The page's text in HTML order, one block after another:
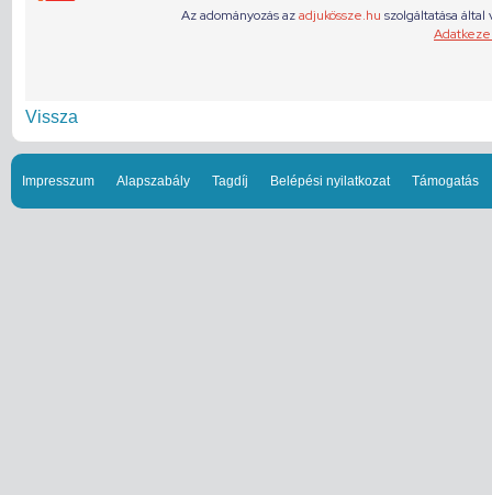
Vissza
Impresszum Alapszabály Tagdíj Belépési nyilatkozat Támogatás